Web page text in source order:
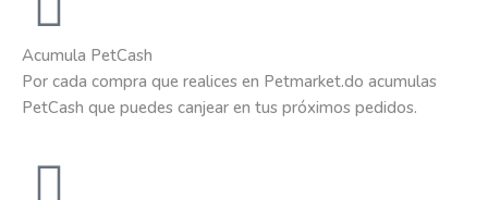
Acumula PetCash
Por cada compra que realices en Petmarket.do acumulas
PetCash que puedes canjear en tus próximos pedidos.